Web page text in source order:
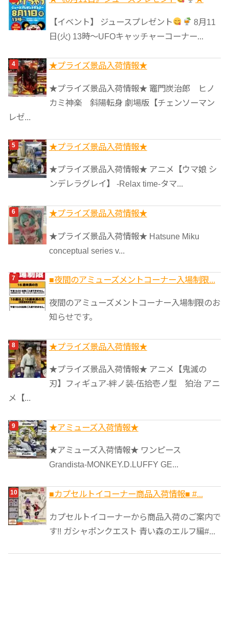
【イベント】 ジュースプレゼント
8月11
日(火) 13時〜UFOキャッチャーコーナー...
★プライズ景品入荷情報★
★プライズ景品入荷情報★ 竈門炭治郎 ヒノ
カミ神楽 斜陽転身 劇場版【チェンソーマン
レゼ...
★プライズ景品入荷情報★
★プライズ景品入荷情報★ アニメ【ウマ娘 シ
ンデレラグレイ】 -Relax time-タマ...
★プライズ景品入荷情報★
★プライズ景品入荷情報★ Hatsune Miku
conceptual series v...
■夜間のアミューズメントコーナー入場制限...
夜間のアミューズメントコーナー入場制限のお
知らせです。
★プライズ景品入荷情報★
★プライズ景品入荷情報★ アニメ【鬼滅の
刃】フィギュア-絆ノ装-伍拾壱ノ型 狛治 アニ
メ【...
★アミューズ入荷情報★
★アミューズ入荷情報★ ワンピース
Grandista-MONKEY.D.LUFFY GE...
■カプセルトイコーナー商品入荷情報■ #...
カプセルトイコーナーから商品入荷のご案内で
す!! ガシャポンクエスト 青い森のエルフ編#...